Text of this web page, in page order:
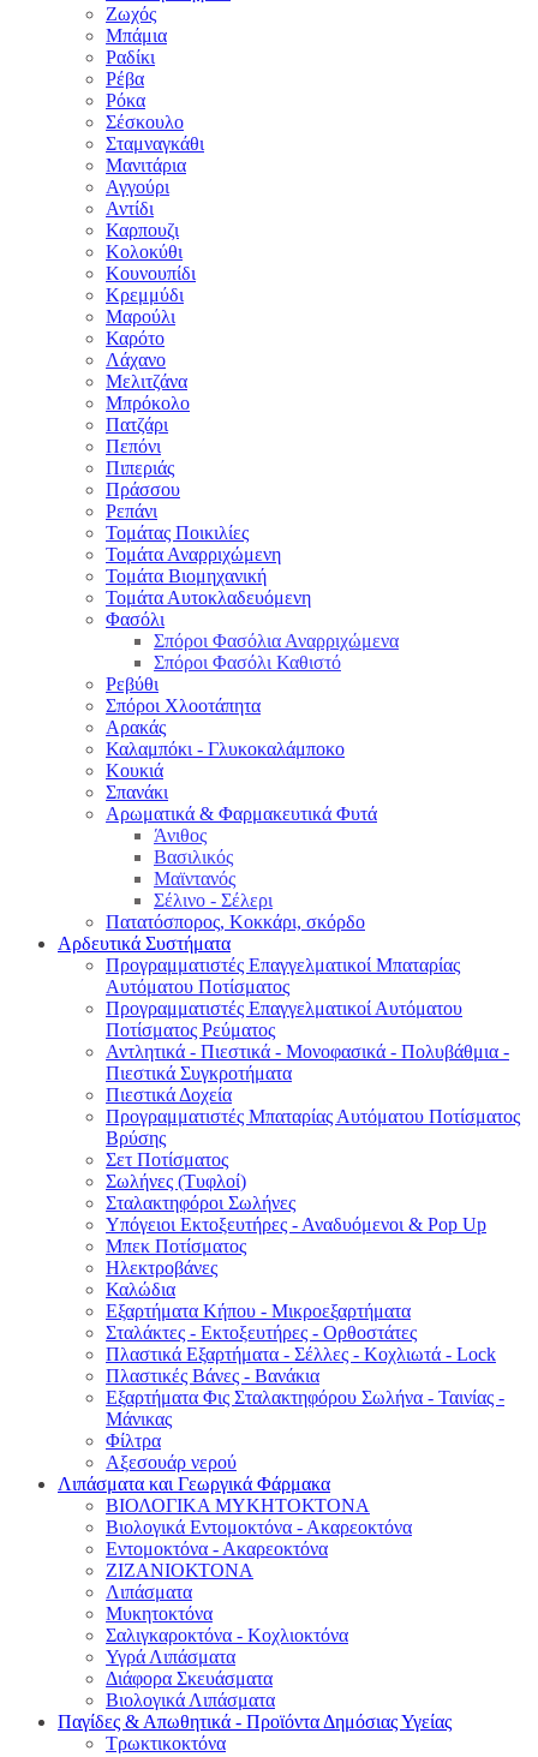
Ζωχός
Μπάμια
Ραδίκι
Ρέβα
Ρόκα
Σέσκουλο
Σταμναγκάθι
Μανιτάρια
Αγγούρι
Αντίδι
Καρπουζι
Κολοκύθι
Κουνουπίδι
Κρεμμύδι
Μαρούλι
Καρότο
Λάχανο
Μελιτζάνα
Μπρόκολο
Πατζάρι
Πεπόνι
Πιπεριάς
Πράσσου
Ρεπάνι
Τομάτας Ποικιλίες
Τομάτα Αναρριχώμενη
Τομάτα Βιομηχανική
Τομάτα Αυτοκλαδευόμενη
Φασόλι
Σπόροι Φασόλια Αναρριχώμενα
Σπόροι Φασόλι Καθιστό
Ρεβύθι
Σπόροι Χλοοτάπητα
Αρακάς
Καλαμπόκι - Γλυκοκαλάμποκο
Κουκιά
Σπανάκι
Αρωματικά & Φαρμακευτικά Φυτά
Άνιθος
Βασιλικός
Μαϊντανός
Σέλινο - Σέλερι
Πατατόσπορος, Κοκκάρι, σκόρδο
Αρδευτικά Συστήματα
Προγραμματιστές Επαγγελματικοί Μπαταρίας
Αυτόματου Ποτίσματος
Προγραμματιστές Επαγγελματικοί Αυτόματου
Ποτίσματος Ρεύματος
Αντλητικά - Πιεστικά - Μονοφασικά - Πολυβάθμια -
Πιεστικά Συγκροτήματα
Πιεστικά Δοχεία
Προγραμματιστές Μπαταρίας Αυτόματου Ποτίσματος
Βρύσης
Σετ Ποτίσματος
Σωλήνες (Τυφλοί)
Σταλακτηφόροι Σωλήνες
Υπόγειοι Εκτοξευτήρες - Αναδυόμενοι & Pop Up
Μπεκ Ποτίσματος
Ηλεκτροβάνες
Καλώδια
Εξαρτήματα Κήπου - Μικροεξαρτήματα
Σταλάκτες - Εκτοξευτήρες - Ορθοστάτες
Πλαστικά Εξαρτήματα - Σέλλες - Κοχλιωτά - Lock
Πλαστικές Βάνες - Βανάκια
Εξαρτήματα Φις Σταλακτηφόρου Σωλήνα - Ταινίας -
Μάνικας
Φίλτρα
Αξεσουάρ νερού
Λιπάσματα και Γεωργικά Φάρμακα
ΒΙΟΛΟΓΙΚΑ ΜΥΚΗΤΟΚΤΟΝΑ
Βιολογικά Εντομοκτόνα - Ακαρεοκτόνα
Εντομοκτόνα - Ακαρεοκτόνα
ΖΙΖΑΝΙΟΚΤΟΝΑ
Λιπάσματα
Μυκητοκτόνα
Σαλιγκαροκτόνα - Κοχλιοκτόνα
Υγρά Λιπάσματα
Διάφορα Σκευάσματα
Βιολογικά Λιπάσματα
Παγίδες & Απωθητικά - Προϊόντα Δημόσιας Υγείας
Τρωκτικοκτόνα